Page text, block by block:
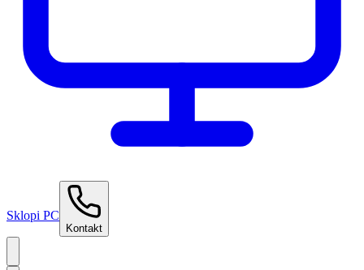
Sklopi PC
Kontakt